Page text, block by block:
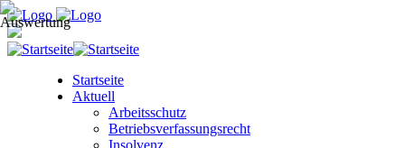
Startseite
Aktuell
Arbeitsschutz
Betriebsverfassungsrecht
Insolvenz